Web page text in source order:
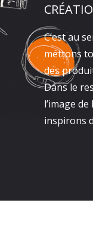
C’est au
mettons
des
Dans le
l’image
inspirons